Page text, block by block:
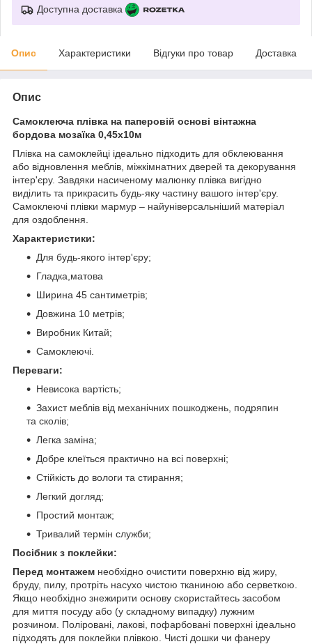
Доступна доставка
Опис Характеристики Відгуки про товар Доставка
Опис
Самоклеюча плівка на паперовій основі вінтажна
бордова мозаїка 0,45х10м
Плівка на самоклейці ідеально підходить для обклеювання
або відновлення меблів, міжкімнатних дверей та декорування
інтер'єру. Завдяки насиченому малюнку плівка вигідно
виділить та прикрасить будь-яку частину вашого інтер'єру.
Самоклеючі плівки мармур – найуніверсальніший матеріал
для оздоблення.
Характеристики:
Для будь-якого інтер'єру;
Гладка,матова
Ширина 45 сантиметрів;
Довжина 10 метрів;
Виробник Китай;
Самоклеючі.
Переваги:
Невисока вартість;
Захист меблів від механічних пошкоджень, подряпин
та сколів;
Легка заміна;
Добре клеїться практично на всі поверхні;
Стійкість до вологи та стирання;
Легкий догляд;
Простий монтаж;
Тривалий термін служби;
Посібник з поклейки:
Перед монтажем необхідно очистити поверхню від жиру,
бруду, пилу, протріть насухо чистою тканиною або серветкою.
Якщо необхідно знежирити основу скористайтесь засобом
для миття посуду або (у складному випадку) лужним
розчином. Поліровані, лакові, пофарбовані поверхні ідеально
підходять для поклейки плівкою. Чисті дошки чи фанеру